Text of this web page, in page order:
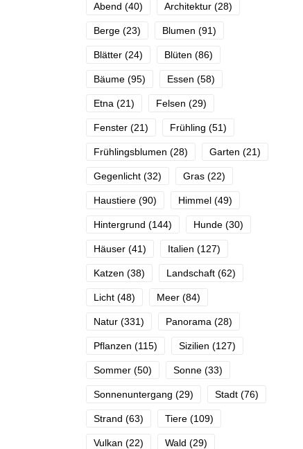
Abend (40) Architektur (28)
Berge (23) Blumen (91)
Blätter (24) Blüten (86)
Bäume (95) Essen (58)
Etna (21) Felsen (29)
Fenster (21) Frühling (51)
Frühlingsblumen (28) Garten (21)
Gegenlicht (32) Gras (22)
Haustiere (90) Himmel (49)
Hintergrund (144) Hunde (30)
Häuser (41) Italien (127)
Katzen (38) Landschaft (62)
Licht (48) Meer (84)
Natur (331) Panorama (28)
Pflanzen (115) Sizilien (127)
Sommer (50) Sonne (33)
Sonnenuntergang (29) Stadt (76)
Strand (63) Tiere (109)
Vulkan (22) Wald (29)